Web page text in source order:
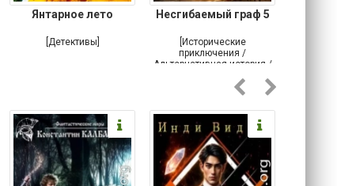
Янтарное лето
[Детективы]
Несгибаемый граф 5
[Исторические
приключения /
Альтернативная история /